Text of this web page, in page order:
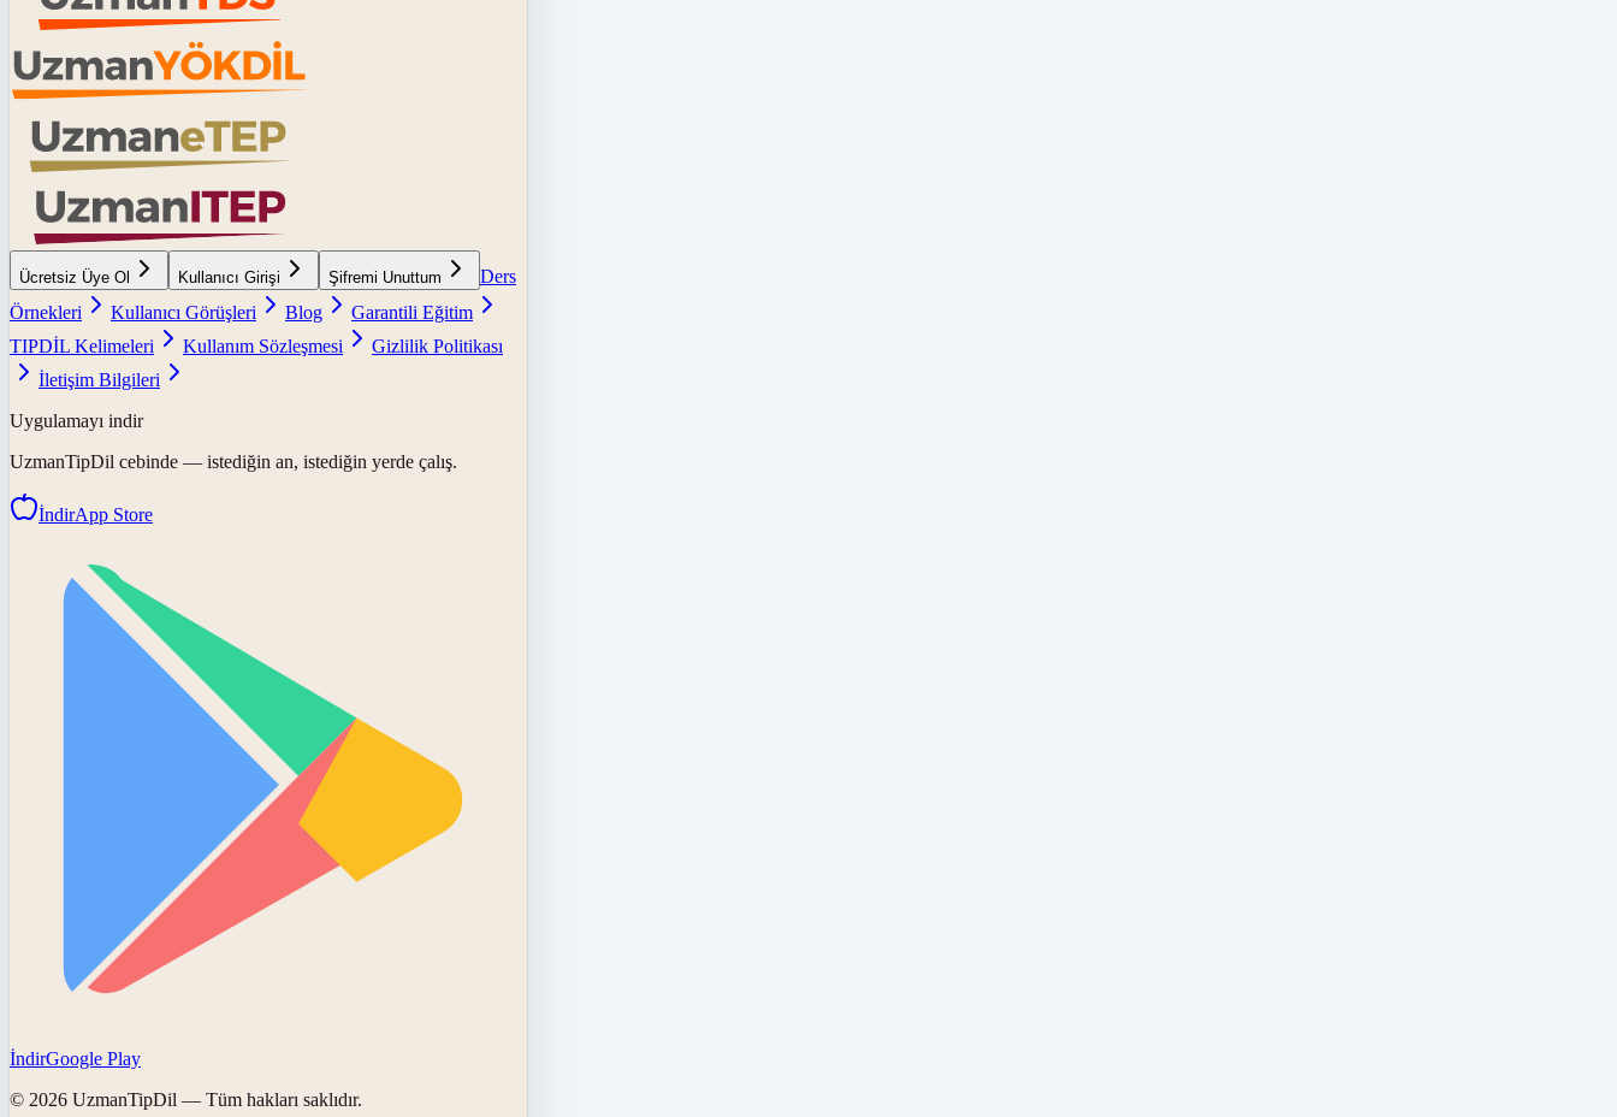
Ücretsiz Üye Ol Kullanıcı Girişi Şifremi Unuttum
Ders
Örnekleri
Kullanıcı Görüşleri Blog
Garantili Eğitim
TIPDİL Kelimeleri
Kullanım Sözleşmesi
Gizlilik Politikası
İletişim Bilgileri
Uygulamayı indir
UzmanTipDil cebinde — istediğin an, istediğin yerde çalış.
İndirApp Store
İndirGoogle Play
© 2026 UzmanTipDil — Tüm hakları saklıdır.